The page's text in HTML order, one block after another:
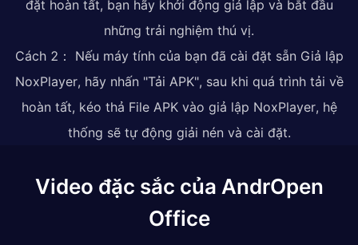
đặt hoàn tất, bạn hãy khởi động giả lập và bắt đầu
những trải nghiệm thú vị.
Cách 2： Nếu máy tính của bạn đã cài đặt sẵn Giả lập
NoxPlayer, hãy nhấn "Tải APK", sau khi quá trình tải về
hoàn tất, kéo thả File APK vào giả lập NoxPlayer, hệ
thống sẽ tự động giải nén và cài đặt.
Video đặc sắc của AndrOpen
Office